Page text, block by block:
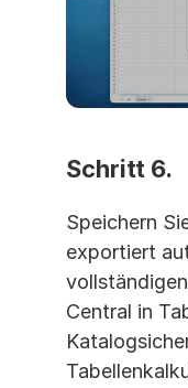
Schritt 6.
Speichern
exportiert
Central in